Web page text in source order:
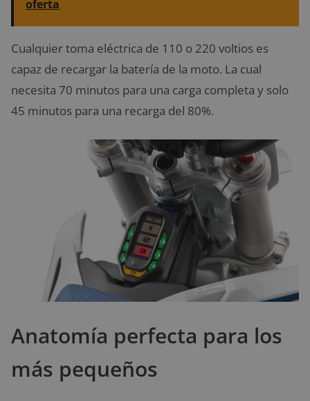
oferta
Cualquier toma eléctrica de 110 o 220 voltios es
capaz de recargar la batería de la moto. La cual
necesita 70 minutos para una carga completa y solo
45 minutos para una recarga del 80%.
Anatomía perfecta para los
más pequeños